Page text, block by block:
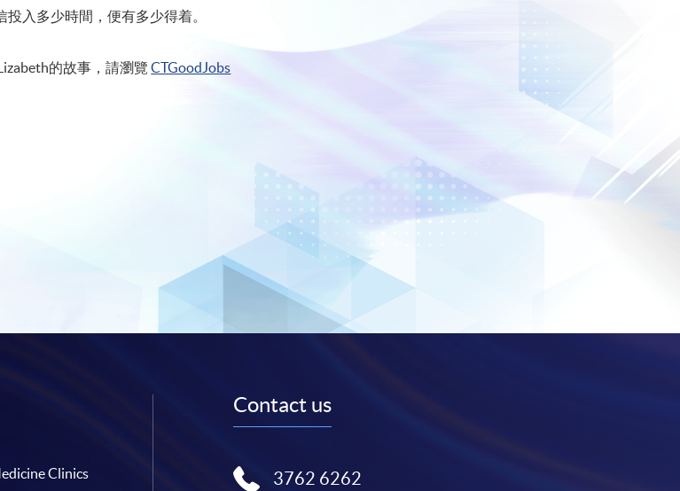
投入多少時間，便有多少得着。
的故事，請瀏覽CTGoodJobs
Clinics
Contact us
3762 6262